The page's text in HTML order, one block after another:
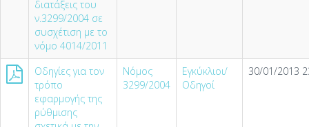
διατάξεις του
ν.3299/2004 σε
συσχέτιση με το
νόμο 4014/2011
Οδηγίες για τον
τρόπο
εφαρμογής της
ρύθμισης
Νόμος
3299/2004
Εγκύκλιοι/
Οδηγοί
30/01/2013